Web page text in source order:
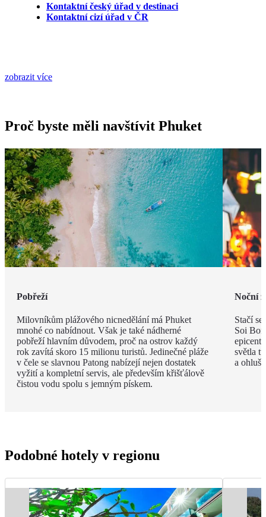
Kontaktní český úřad v destinaci
Kontaktní cizí úřad v ČR
zobrazit více
Proč byste měli navštívit Phuket
Pobřeží
Milovníkům plážového nicnedělání má Phuket
mnohé co nabídnout. Však je také nádherné
pobřeží hlavním důvodem, proč na ostrov každý
rok zavítá skoro 15 milionu turistů. Jedinečné pláže
v čele se slavnou Patong nabízejí nejen dostatek
vyžití a kompletní servis, ale především křišťálově
čistou vodu spolu s jemným pískem.
Noční
Stačí
Soi
světla
a
Podobné hotely v regionu